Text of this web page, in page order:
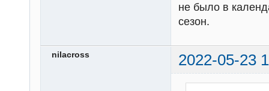
не было в
сезон.
nilacross 2022-05-23